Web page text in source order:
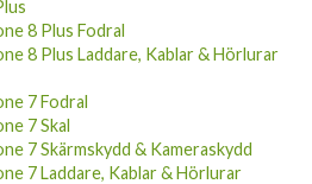
8 Plus Fodral
8 Plus Laddare, Kablar & Hörlurar
7 Fodral
7 Skal
7 Skärmskydd & Kameraskydd
7 Laddare, Kablar & Hörlurar